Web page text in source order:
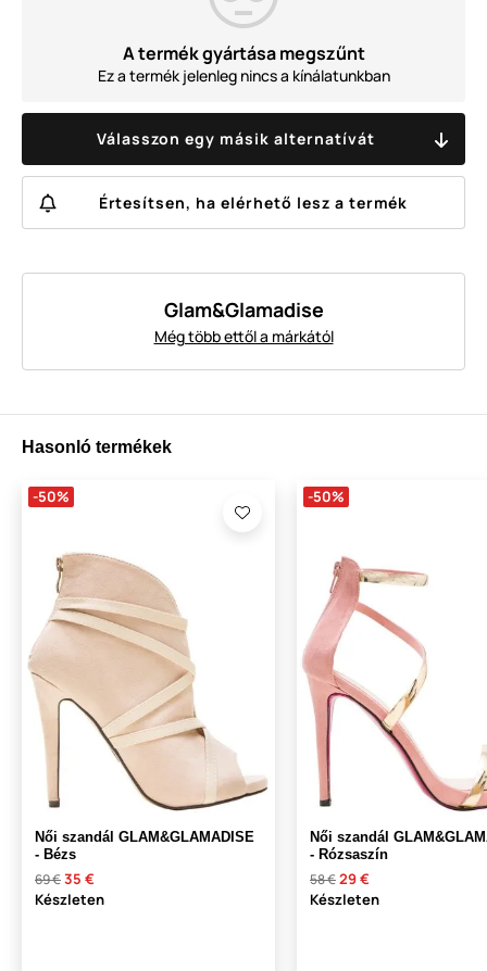
A termék gyártása megszűnt
Ez a termék jelenleg nincs a kínálatunkban
Válasszon egy másik alternatívát
Értesítsen, ha elérhető lesz a termék
Glam&Glamadise
Még több ettől a márkától
Hasonló termékek
-50%
Női szandál GLAM&GLAMADISE
- Bézs
69 €35 €
Készleten
-50%
Női szandál
- Rózsaszín
58 €29 €
Készleten